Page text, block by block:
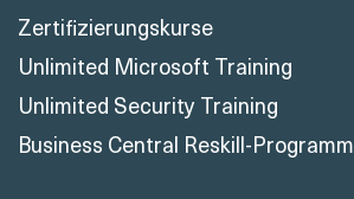
Zertifizierungskurse
Unlimited Microsoft Training
Unlimited Security Training
Business Central Reskill-Programm